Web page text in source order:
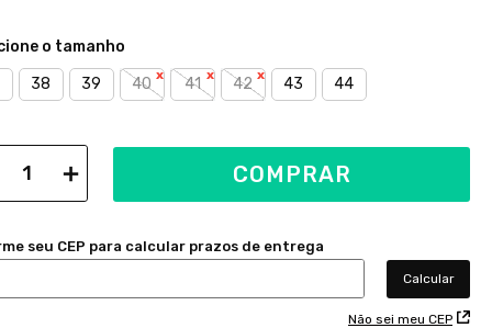
38 39 40 41 42 43 44
＋ COMPRAR
Não sei meu CEP